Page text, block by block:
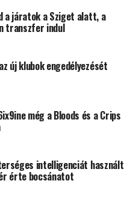
a járatok a Sziget alatt, a
transzfer indul
új klubok engedélyezését
még a Bloods és a Crips
intelligenciát használt
érte bocsánatot